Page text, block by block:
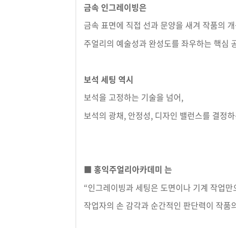
금속 인그레이빙은
금속 표면에 직접 선과 문양을 새겨 작품의
주얼리의 예술성과 완성도를 좌우하는 핵심
보석 세팅 역시
보석을 고정하는 기술을 넘어,
보석의 광채, 안정성, 디자인 밸런스를 결정
■ 홍익주얼리아카데미 는
“인그레이빙과 세팅은 도면이나 기계 작업
작업자의 손 감각과 순간적인 판단력이 작품